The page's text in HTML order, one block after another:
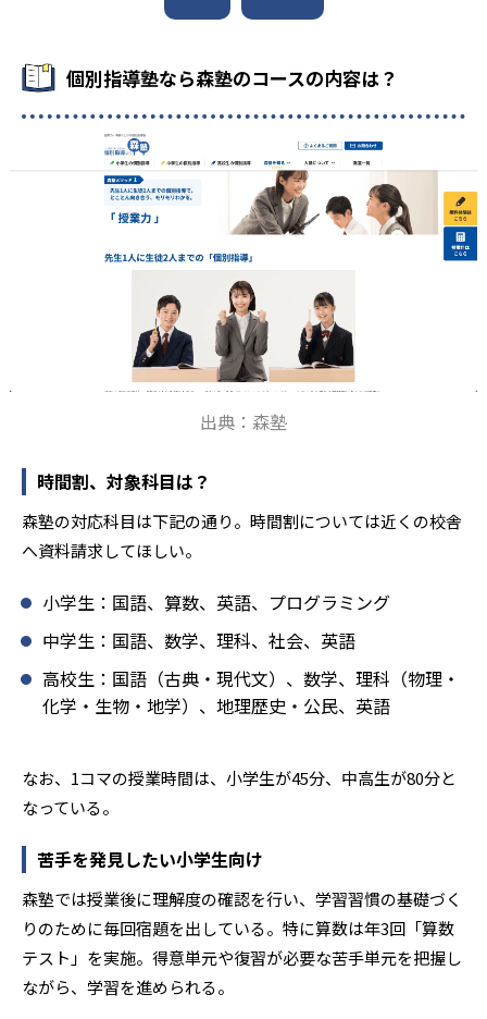
個別指導塾なら森塾のコースの内容は？
出典：森塾
時間割、対象科目は？
森塾の対応科目は下記の通り。時間割については近くの校舎
へ資料請求してほしい。
小学生：国語、算数、英語、プログラミング
中学生：国語、数学、理科、社会、英語
高校生：国語（古典・現代文）、数学、理科（物理・
化学・生物・地学）、地理歴史・公民、英語
なお、1コマの授業時間は、小学生が45分、中高生が80分と
なっている。
苦手を発見したい小学生向け
森塾では授業後に理解度の確認を行い、学習習慣の基礎づく
りのために毎回宿題を出している。特に算数は年3回「算数
テスト」を実施。得意単元や復習が必要な苦手単元を把握し
ながら、学習を進められる。